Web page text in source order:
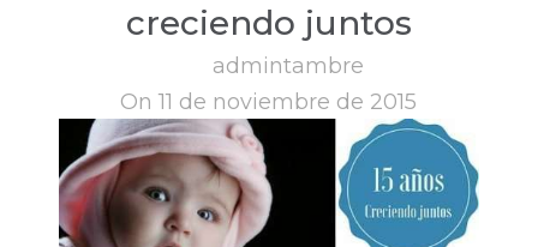
creciendo juntos
admintambre
On 11 de noviembre de 2015